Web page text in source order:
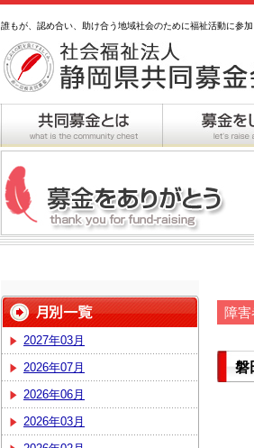
誰もが、認め合い、助け合う地域社会のために福祉活動に参
2027年03月
2026年07月
2026年06月
2026年03月
障
磐